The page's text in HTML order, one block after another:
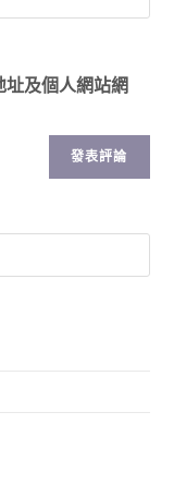
及個人網站網